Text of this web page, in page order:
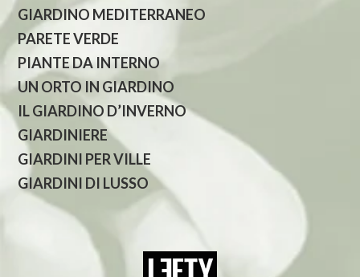
GIARDINO MEDITERRANEO
PARETE VERDE
PIANTE DA INTERNO
UN ORTO IN GIARDINO
IL GIARDINO D’INVERNO
GIARDINIERE
GIARDINI PER VILLE
GIARDINI DI LUSSO